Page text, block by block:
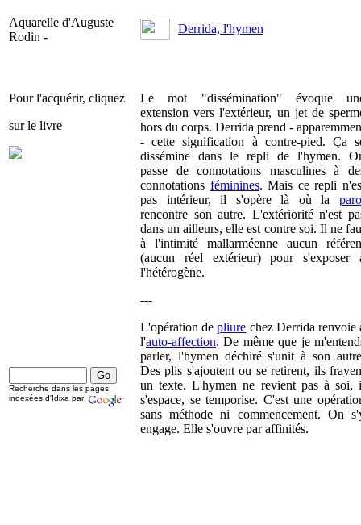
Aquarelle d'Auguste
Rodin -
Derrida, l'hymen
Pour l'acquérir, cliquez
sur le livre
Le mot "dissémination" évoque
extension vers l'extérieur, un jet de
hors du corps. Derrida prend -
- cette signification à contre-pied. Ça
dissémine dans le repli de l'hymen.
passe de connotations masculines à
connotations féminines. Mais ce repli
pas intérieur, il s'opère là où la
rencontre son autre. L'extériorité n'est
dans un ailleurs, elle est contre soi. Il ne
à l'intimité mallarméenne aucun
(aucun réel extérieur) pour s'exposer
l'hétérogène.
---
L'opération depliure chez Derrida renvoie
l'auto-affection. De même que je
parler, l'hymen déchiré s'unit à son
Des plis s'ajoutent ou se retirent, ils
un texte. L'hymen ne revient pas à soi,
s'espace, se temporise. C'est une
sans méthode ni commencement. On
engage. Elle s'ouvre par affinités.
Recherche dans les pages
indexées d'Idixa par